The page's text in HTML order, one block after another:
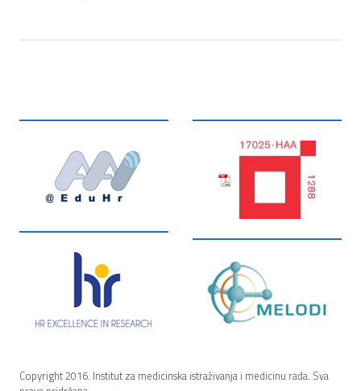
Copyright 2016. Institut za medicinska istraživanja i medicinu rada. Sva